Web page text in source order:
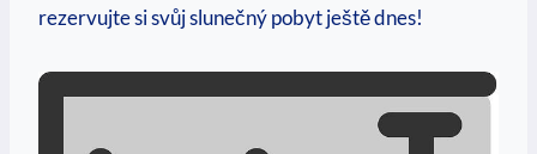
⁣rezervujte‌ si svůj slunečný⁤ pobyt ⁤ještě ⁣dnes!